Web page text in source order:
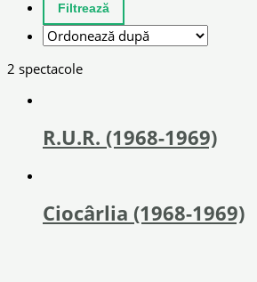
2 spectacole
R.U.R. (1968-1969)
Ciocârlia (1968-1969)